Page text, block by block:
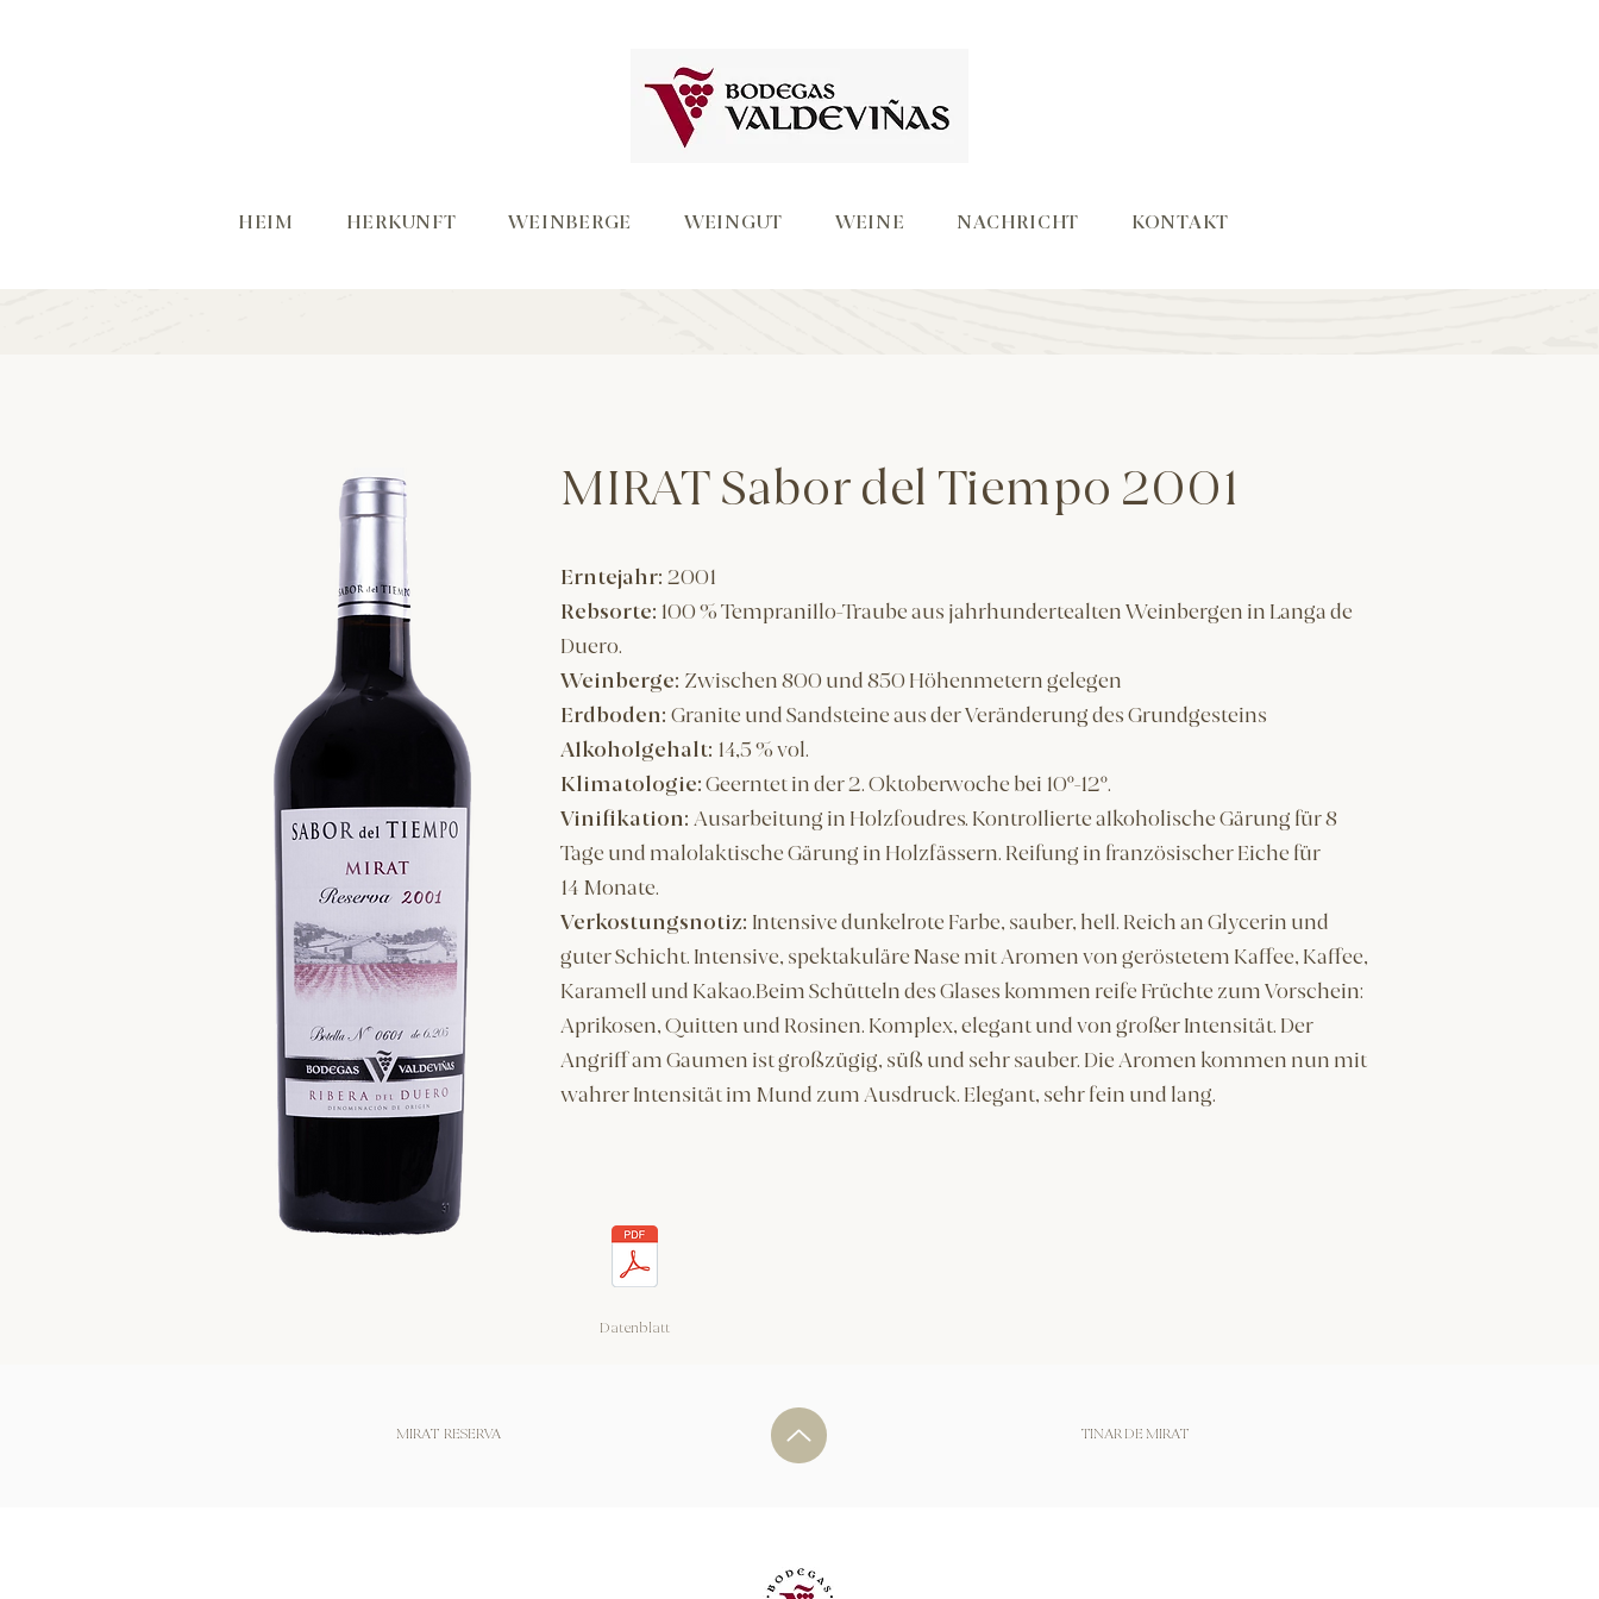
HEIM HERKUNFT WEINBERGE WEINGUT WEINE NACHRICHT KONTAKT
MIRAT Sabor del Tiempo 2001
Erntejahr: 2001
Rebsorte: 100 % Tempranillo-Traube aus jahrhundertealten Weinbergen in Langa de
Duero.
Weinberge: Zwischen 800 und 850 Höhenmetern gelegen
Erdboden: Granite und Sandsteine aus der Veränderung des Grundgesteins
Alkoholgehalt: 14,5 % vol.
Klimatologie: Geerntet in der 2. Oktoberwoche bei 10º-12º.
Vinifikation: Ausarbeitung in Holzfoudres. Kontrollierte alkoholische Gärung für 8
Tage und malolaktische Gärung in Holzfässern. Reifung in französischer Eiche für
14 Monate.
Verkostungsnotiz: Intensive dunkelrote Farbe, sauber, hell. Reich an Glycerin und
guter Schicht. Intensive, spektakuläre Nase mit Aromen von geröstetem Kaffee, Kaffee,
Karamell und Kakao.Beim Schütteln des Glases kommen reife Früchte zum Vorschein:
Aprikosen, Quitten und Rosinen. Komplex, elegant und von großer Intensität. Der
Angriff am Gaumen ist großzügig, süß und sehr sauber. Die Aromen kommen nun mit
wahrer Intensität im Mund zum Ausdruck. Elegant, sehr fein und lang.
Datenblatt
MIRAT RESERVA TINAR DE MIRAT